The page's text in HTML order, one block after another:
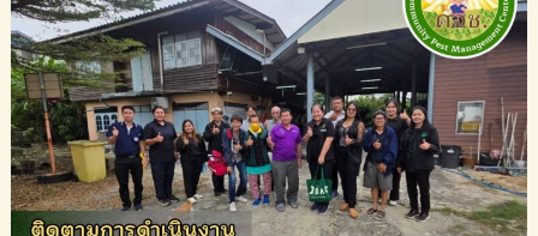
จัด
ตั้ง
กลุ่ม
ยุว
เกษตรกร